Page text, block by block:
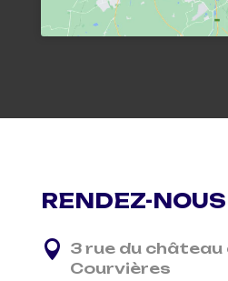
RENDEZ-
 3 rue du château
Courvières